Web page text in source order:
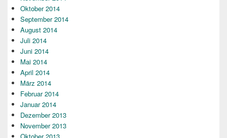
Oktober 2014
September 2014
August 2014
Juli 2014
Juni 2014
Mai 2014
April 2014
März 2014
Februar 2014
Januar 2014
Dezember 2013
November 2013
Oktober 2013